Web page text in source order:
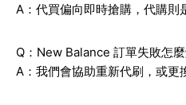
A：代買偏向即時搶購，代購則
Q：New Balance 訂單失敗怎麼
A：我們會協助重新代刷，或更